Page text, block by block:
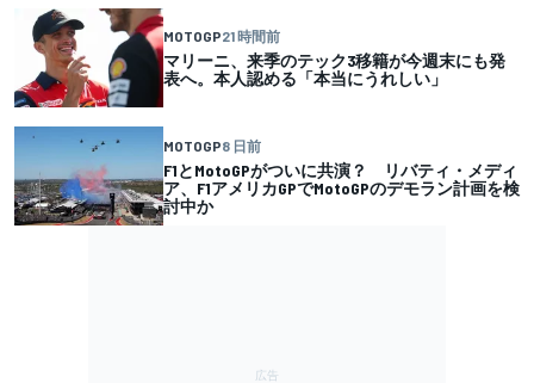
MOTOGP21 時間前
マリーニ、来季のテック3移籍が今週末にも発
表へ。本人認める「本当にうれしい」
MOTOGP8 日前
F1とMotoGPがついに共演？ リバティ・メディ
ア、F1アメリカGPでMotoGPのデモラン計画を検
討中か